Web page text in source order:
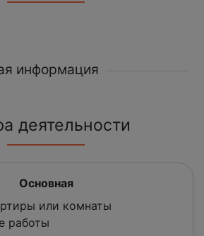
информация
деятельности
Основная
или комнаты
работы